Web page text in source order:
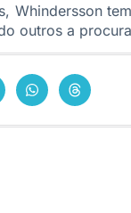
Whindersson
outros a